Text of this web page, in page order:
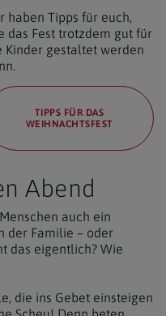
haben Tipps für euch,
das Fest trotzdem gut für
Kinder gestaltet werden
TIPPS FÜR DAS
WEIHNACHTSFEST
Abend
auch ein
der Familie – oder
das eigentlich? Wie
die ins Gebet einsteigen